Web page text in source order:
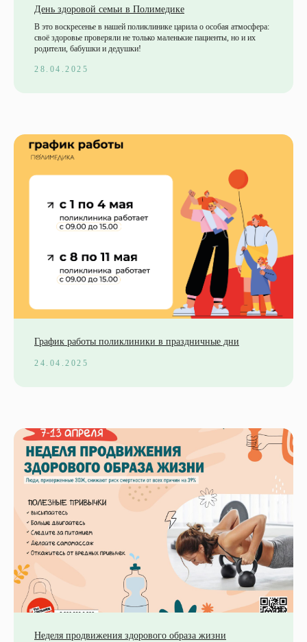
День здоровой семьи в Полимедике
В это воскресенье в нашей поликлинике царила о особая атмосфера:
своё здоровье проверяли не только маленькие пациенты, но и их
родители, бабушки и дедушки!
28.04.2025
График работы поликлиники в праздничные дни
24.04.2025
Неделя продвижения здорового образа жизни